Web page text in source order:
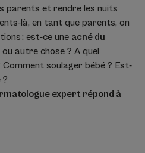
parents et rendre les nuits
là, en tant que parents, on
: est-ce une acné du
ou autre chose ? A quel
soulager bébé ? Est-
?
expert répond à